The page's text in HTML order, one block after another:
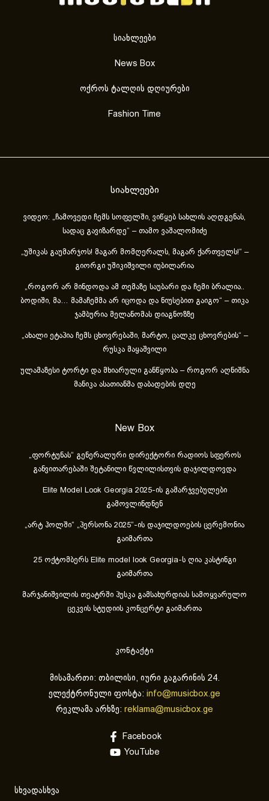
სიახლეები
News Box
ოქროს ტალღის დღიურები
Fashion Time
სიახლეები
ვიდეო: „ჩამოვედი ჩემს სოფელში, ვიწყებ სახლის აღდგენას,
სადაც გავიზარდე“ – თამო ვაშალომიძე
„უშიკას გაუმარჯოს! მაგარ მომღერალს, მაგარ ქართველს!“ –
გიორგი უშიკიშვილი იუბილარია
„როგორ არ მინდოდა ამ თემაზე საუბარი და ჩემი ბრალია..
ბოდიში, მა… მამაჩემმა არ იცოდა და ნიუსებით გაიგო“ – თიკა
ჯამბურია მელანომას დიაგნოზზე
„ახა­ლი ეტა­პია ჩემს ცხოვ­რე­ბა­ში, მარ­ტო, ცალ­კე ცხოვ­რე­ბის“ –
რუსკა მაყაშვილი
ულამაზესი ტორტი და მხიარული განწყობა – როგორ აღნიშნა
მანიკა ასათიანმა დაბადების დღე
New Box
„ფორტუნას“ გენერალური დირექტორი რადიოს სფეროს
განვითარებაში შეტანილი წვლილისთვის დაჯილდოვდა
Elite Model Look Georgia 2025-ის გამარჯვებულები
გამოვლინდნენ
„არტ ჰოლში“ „პერსონა 2025“-ის დაჯილდოების ცერემონია
გაიმართა
25 ოქტომბერს Elite model look Georgia-ს ღია კასტინგი
გაიმართა
მარჯანიშვილის თეატრში პუსკა გამსახურდიას სამოყვარულო
ცეკვის სტუდიის კონცერტი გაიმართა
კონტაქტი
მისამართი: თბილისი, იური გაგარინის 24.
ელექტრონული ფოსტა: info@musicbox.ge
რეკლამა არხზე: reklama@musicbox.ge
Facebook
YouTube
სხვადასხვა